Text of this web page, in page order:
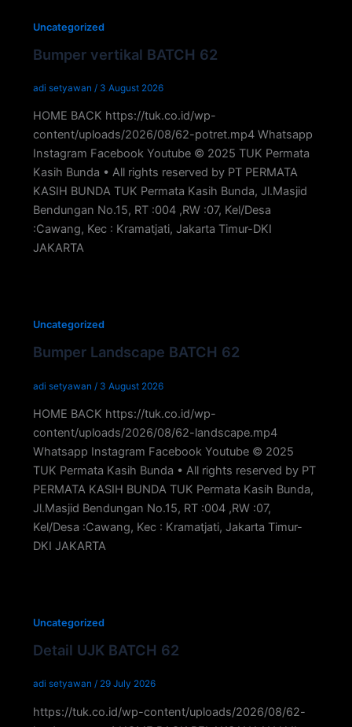
content
Uncategorized
Bumper vertikal BATCH 62
adi setyawan / 3 August 2026
HOME BACK https://tuk.co.id/wp-
content/uploads/2026/08/62-potret.mp4 Whatsapp
Instagram Facebook Youtube © 2025 TUK Permata
Kasih Bunda • All rights reserved by PT PERMATA
KASIH BUNDA TUK Permata Kasih Bunda, Jl.Masjid
Bendungan No.15, RT :004 ,RW :07, Kel/Desa
:Cawang, Kec : Kramatjati, Jakarta Timur-DKI
JAKARTA
Uncategorized
Bumper Landscape BATCH 62
adi setyawan / 3 August 2026
HOME BACK https://tuk.co.id/wp-
content/uploads/2026/08/62-landscape.mp4
Whatsapp Instagram Facebook Youtube © 2025
TUK Permata Kasih Bunda • All rights reserved by PT
PERMATA KASIH BUNDA TUK Permata Kasih Bunda,
Jl.Masjid Bendungan No.15, RT :004 ,RW :07,
Kel/Desa :Cawang, Kec : Kramatjati, Jakarta Timur-
DKI JAKARTA
Uncategorized
Detail UJK BATCH 62
adi setyawan / 29 July 2026
https://tuk.co.id/wp-content/uploads/2026/08/62-